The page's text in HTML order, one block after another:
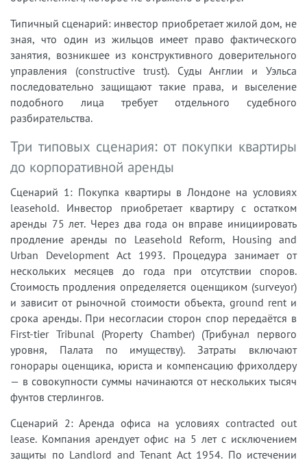
Типичный сценарий: инвестор приобретает жилой дом, не
зная, что один из жильцов имеет право фактического
занятия, возникшее из конструктивного доверительного
управления (constructive trust). Суды Англии и Уэльса
последовательно защищают такие права, и выселение
подобного лица требует отдельного судебного
разбирательства.
Три типовых сценария: от покупки квартиры
до корпоративной аренды
Сценарий 1: Покупка квартиры в Лондоне на условиях
leasehold. Инвестор приобретает квартиру с остатком
аренды 75 лет. Через два года он вправе инициировать
продление аренды по Leasehold Reform, Housing and
Urban Development Act 1993. Процедура занимает от
нескольких месяцев до года при отсутствии споров.
Стоимость продления определяется оценщиком (surveyor)
и зависит от рыночной стоимости объекта, ground rent и
срока аренды. При несогласии сторон спор передаётся в
First-tier Tribunal (Property Chamber) (Трибунал первого
уровня, Палата по имуществу). Затраты включают
гонорары оценщика, юриста и компенсацию фрихолдеру
— в совокупности суммы начинаются от нескольких тысяч
фунтов стерлингов.
Сценарий 2: Аренда офиса на условиях contracted out
lease. Компания арендует офис на 5 лет с исключением
защиты по Landlord and Tenant Act 1954. По истечении